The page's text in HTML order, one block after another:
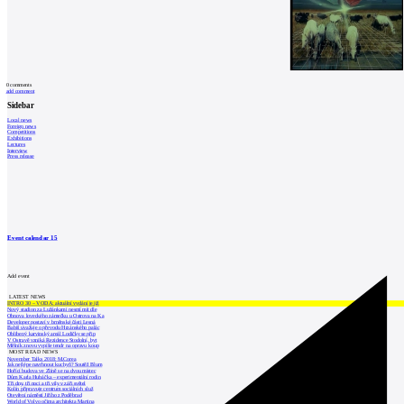
0comments
add comment
Sidebar
Local news
Foreign news
Competitions
Exhibitions
Lectures
Interview
Press release
Event calendar15
Add event
LATEST NEWS
INTRO 30 – VODA: aktuální vydání je již
Nový stadion za Lužánkami nesmí mít dle
Obnova loveckého zámečku u Ostrova na Ka
Developer postaví v brněnské části Lesná
Babiš uvažuje o převodu Hrzánského palác
Oblíbený karvinský areál Lodičky se přip
V Ostravě vzniká Rezidence Stodolní, byt
Mělník znovu vypíše tendr na opravu koup
MOST READ NEWS
November Talks 2018: M.Corea
Jak nejlépe navrhnout kuchyň? Soutěž Blum
Hořící budova ve Zlíně se na dvou místec
Dům Karla Hubáčka – experimentální rodin
Tři dny, tři noci a tři vily v záři světel
Kolín připravuje centrum sociálních služ
Otevření náměstí Jiřího z Poděbrad
World of Volvo očima architekta Martina